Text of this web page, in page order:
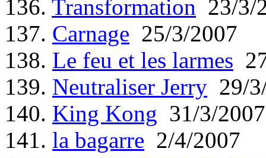
136. Transformation 23/3/
137. Carnage 25/3/2007
138. Le feu et les larmes
139. Neutraliser Jerry 29/
140. King Kong 31/3/2007
141. la bagarre 2/4/2007